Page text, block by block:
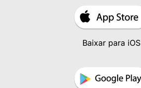
Baixar para iOS